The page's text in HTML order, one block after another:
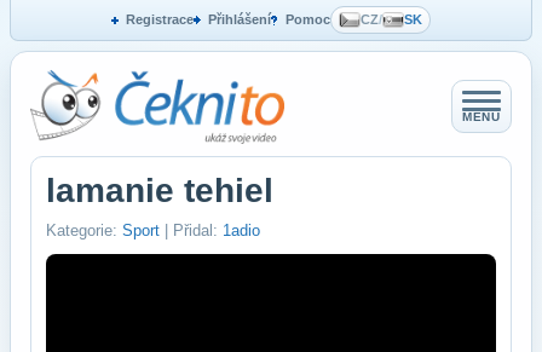
Registrace Přihlášení Pomoc CZ/ SK
MENU
lamanie tehiel
Kategorie: Sport | Přidal: 1adio